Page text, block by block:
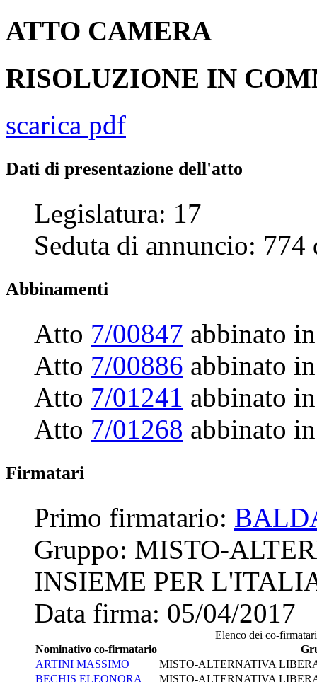
ATTO CAMERA
RISOLUZIONE IN
scarica pdf
Dati di presentazione dell'atto
Legislatura: 17
Seduta di annuncio: 774
Abbinamenti
Atto 7/00847 abbinato
Atto 7/00886 abbinato
Atto 7/01241 abbinato
Atto 7/01268 abbinato
Firmatari
Primo firmatario:
Gruppo: MISTO-
INSIEME PER
Data firma: 05/04/2017
Elenco dei co-
Nominativo co-firmatario
ARTINI MASSIMO
MISTO-ALTERNATIVA
BECHIS ELEONORA
MISTO-ALTERNATIVA